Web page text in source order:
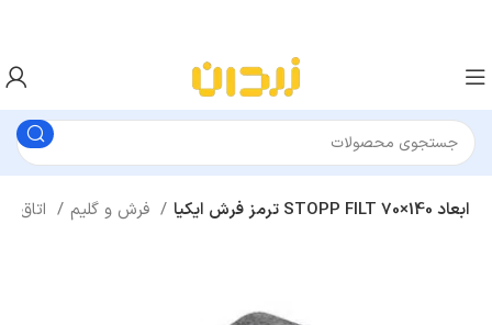
فرش و گلیم ترمز فرش ایکیا STOPP FILT ابعاد 140×70